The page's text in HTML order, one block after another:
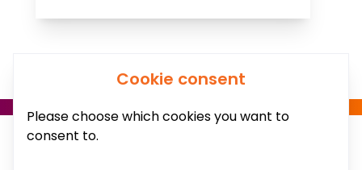
Cookie consent
Please choose which cookies you want to
consent to.